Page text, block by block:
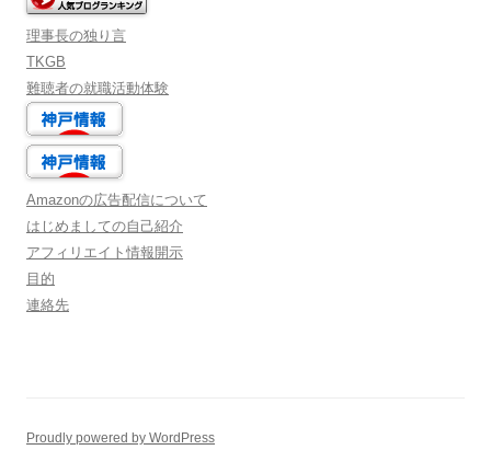
理事長の独り言
TKGB
難聴者の就職活動体験
Amazonの広告配信について
はじめましての自己紹介
アフィリエイト情報開示
目的
連絡先
Proudly powered by WordPress